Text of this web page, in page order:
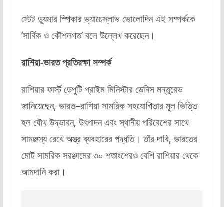
স্টেট ড্যুমার স্পিকার ভ্যাচেস্লাভ ভোলোদিন এই সম্পর্ককে
‘সার্বিক ও কৌশলগত’ বলে উল্লেখ করেছেন।
রাশিয়া-ভারত প্রতিরক্ষা সম্পর্ক
রাশিয়ার ফার্স্ট ডেপুটি প্রাইম মিনিস্টার ডেনিস মন্তুরেভ
জানিয়েছেন, ভারত–রাশিয়া সামরিক সহযোগিতার মূল ভিত্তি
হল যৌথ উদ্ভাবন, উৎপাদন এবং স্থানীয় পরিবেশের সাথে
সামঞ্জস্য রেখে অস্ত্র ব্যবহারের পদ্ধতি। তাঁর দাবি, ভারতের
মোট সামরিক সরঞ্জামের ৩০ শতাংশেরও বেশি রাশিয়ার থেকে
আমদানি করা।